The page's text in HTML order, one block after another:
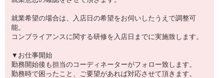
就業希望の場合は、入店日の希望をお伺いしたうえで調整可
能。
コンプライアンスに関する研修を入店日までに実施致します。
▼お仕事開始
勤務開始後も担当のコーディネーターがフォロー致します。
勤務時で困ったこと、ご要望があれば対応させて頂きます。